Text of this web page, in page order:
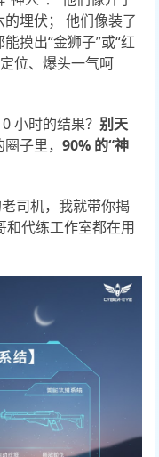
埋伏； 他们像装了
摸出“金狮子”或“红
位、爆头一气呵
小时的结果？ 别天
圈子里，90% 的“神
司机，我就带你揭
代练工作室都在用